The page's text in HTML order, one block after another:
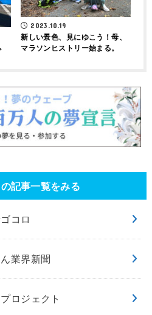
2023.10.19
新しい景色、見にゆこう！母、
マラソンヒストリー始まる。
記事一覧をみる
コロ
業界新聞
ロジェクト